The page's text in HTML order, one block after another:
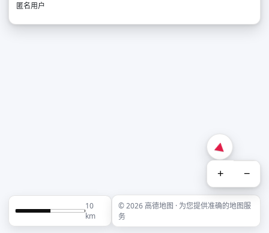
匿名用户
+ −
10
km
© 2026 高德地图 · 为您提供准确的地图服
务